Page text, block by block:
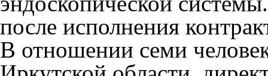
после исполнения
В отношении семи